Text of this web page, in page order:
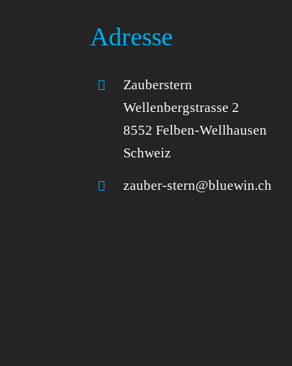
Adresse
Zauberstern
Wellenbergstrasse 2
8552 Felben-Wellhausen
Schweiz
zauber-stern@bluewin.ch